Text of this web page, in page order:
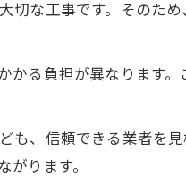
の注意点
チェックポイント
ポイント
な工事です。そのた
る負担が異なります
、信頼できる業者を
ります。